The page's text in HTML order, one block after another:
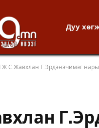
Дуу
С.Жавхлан Г.Эрдэнэчимэг